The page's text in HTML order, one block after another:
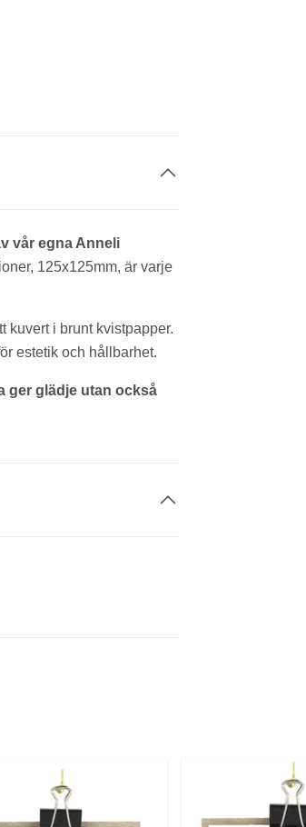
vår egna Anneli
125x125mm, är varje
kuvert i brunt kvistpapper.
estetik och hållbarhet.
ger glädje utan också